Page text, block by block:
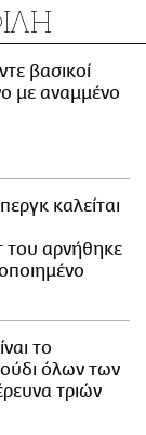
βασικοί
με αναμμένο
καλείται
του αρνήθηκε
το
όλων των
τριών